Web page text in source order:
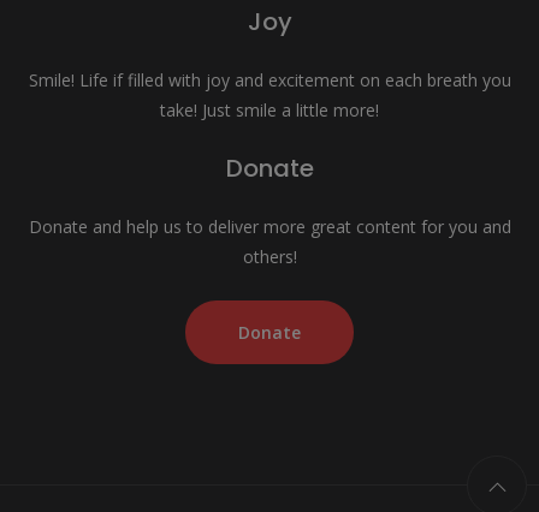
Joy
Smile! Life if filled with joy and excitement on each breath you
take! Just smile a little more!
Donate
Donate and help us to deliver more great content for you and
others!
Donate